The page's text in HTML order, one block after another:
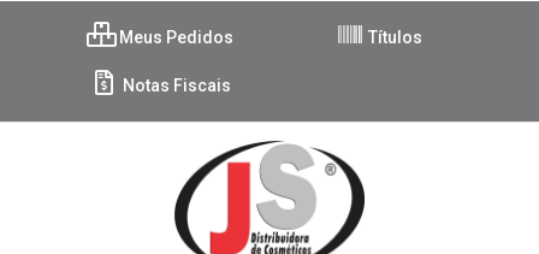
Meus Pedidos Títulos
Notas Fiscais